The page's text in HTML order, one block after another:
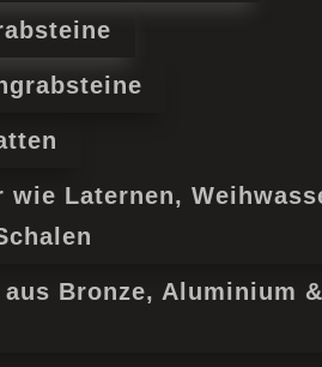
wie Laternen,
Bronze, Aluminium